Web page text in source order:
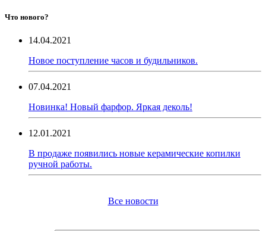
Что нового?
14.04.2021
Новое поступление часов и будильников.
07.04.2021
Новинка! Новый фарфор. Яркая деколь!
12.01.2021
В продаже появились новые керамические копилки
ручной работы.
Все новости